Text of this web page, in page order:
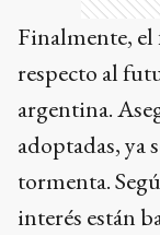
Finalmente,
respecto al
argentina.
adoptadas, ya
tormenta.
interés están